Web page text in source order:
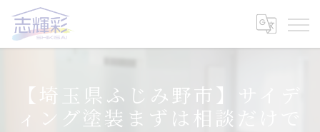
【埼玉県ふじみ野市】サイデ
ィング塗装まずは相談だけで